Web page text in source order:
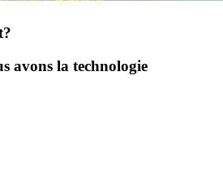
avons la technologie